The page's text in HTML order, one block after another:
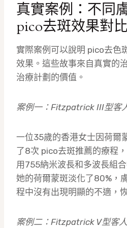
真實案例：不同
pico去斑效果對比
實際案例可以說明 pico去色
效果。這些故事來自真實的
治療計劃的價值。
案例一：Fitzpatrick III型客
一位35歲的香港女士因荷爾
了8次 pico去斑推薦的療程
用755納米波長和多波長組
她的荷爾蒙斑淡化了80%，
程中沒有出現明顯的不適，
案例二：Fitzpatrick V型客人